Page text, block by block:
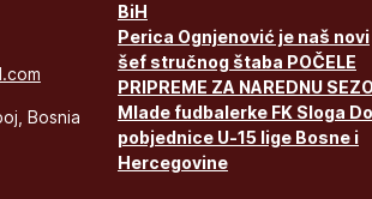
Bosnia
BiH
Perica Ognjenović je naš novi
šef stručnog štaba POČELE
PRIPREME ZA NAREDNU
Mlade fudbalerke FK Sloga
pobjednice U-15 lige Bosne i
Hercegovine